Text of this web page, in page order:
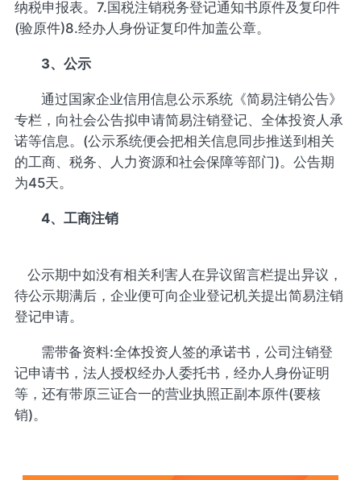
纳税申报表。7.国税注销税务登记通知书原件及复印件
(验原件)8.经办人身份证复印件加盖公章。
3、公示
通过国家企业信用信息公示系统《简易注销公告》
专栏，向社会公告拟申请简易注销登记、全体投资人承
诺等信息。(公示系统便会把相关信息同步推送到相关
的工商、税务、人力资源和社会保障等部门)。公告期
为45天。
4、工商注销
公示期中如没有相关利害人在异议留言栏提出异议，
待公示期满后，企业便可向企业登记机关提出简易注销
登记申请。
需带备资料:全体投资人签的承诺书，公司注销登
记申请书，法人授权经办人委托书，经办人身份证明
等，还有带原三证合一的营业执照正副本原件(要核
销)。